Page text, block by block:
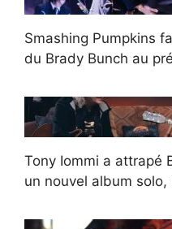
Smashing Pumpkins
du Brady Bunch au
Tony Iommi a attrapé
un nouvel album